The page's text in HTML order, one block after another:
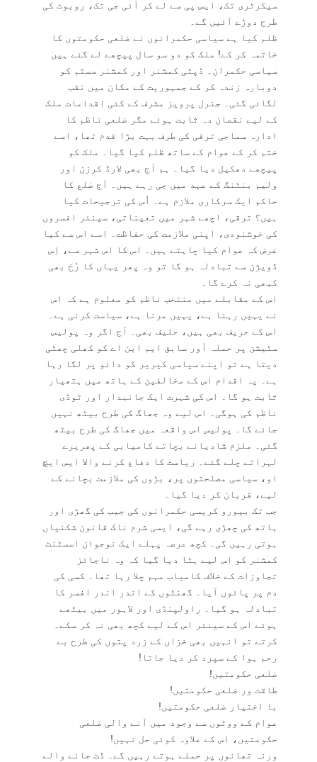
سیکرٹری تک، ایس پی سے لے کر آئی جی تک، روبوٹ کی
طرح دوڑے آئیں گے۔
ظلم کیا ہے سیاسی حکمرانوں نے ضلعی حکومتوں کا
خاتمہ کر کے! ملک کو دو سو سال پیچھے لے گئے ہیں
سیاسی حکمران۔ ڈپٹی کمشنر اور کمشنر سسٹم کو
دوبارہ زندہ کر کے جمہوریت کے مکان میں نقب
لگائی گئی۔ جنرل پرویز مشرف کے کئی اقدامات ملک
کے لیے نقصان دہ ثابت ہوئے مگر ضلعی ناظم کا
ادارہ سماجی ترقی کی طرف بہت بڑا قدم تھا، اسے
ختم کر کے عوام کے ساتھ ظلم کیا گیا۔ ملک کو
پیچھے دھکیل دیا گیا۔ ہم آج بھی لارڈ کرزن اور
ولیم بنٹنگ کے عہد میں جی رہے ہیں۔ آج ضلع کا
حاکم ایک سرکاری ملازم ہے۔ اُس کی ترجیحات کیا
ہیں؟ ترقی، اچھے شہر میں تعیناتی، سینئر افسروں
کی خوشنودی، اپنی ملازمت کی حفاظت۔ اسے اس سے کیا
غرض کہ عوام کیا چاہتے ہیں۔ اس کا اس شہر سے، اِس
ڈویژن سے تبادلہ ہو گا تو وہ پھر یہاں کا رُخ بھی
کبھی نہ کرے گا۔
اس کے مقابلے میں منتخب ناظم کو معلوم ہے کہ اس
نے یہیں رہنا ہے، یہیں مرنا ہے، سیاست کرنی ہے۔
اس کے حریف بھی ہیں، حلیف بھی۔ آج اگر وہ پولیس
سٹیشن پر حملہ آور سابق ایم این اے کو کھلی چھٹی
دیتا ہے تو اپنے سیاسی کیریر کو دائو پر لگا رہا
ہے۔ یہ اقدام اس کے مخالفین کے ہاتھ میں ہتھیار
ثابت ہو گا۔ اس کی شہرت ایک جانبدار اور ٹوڈی
ناظم کی ہوگی۔ اس لیے وہ جھاگ کی طرح بیٹھ نہیں
جائے گا۔ پولیس اس واقعہ میں جھاگ کی طرح بیٹھ
گئی۔ ملزم شادیانے بچاتے کامیابی کے پھریرے
لہراتے چلے گئے۔ ریاست کا دفاع کرنے والا ایس ایچ
او، سیاسی مصلحتوں پر، بڑوں کی ملازمت بچانے کے
لیے، قربان کر دیا گیا۔
جب تک بیورو کریسی حکمرانوں کی جیب کی گھڑی اور
ہاتھ کی چھڑی رہے گی، ایسی شرم ناک قانون شکنیاں
ہوتی رہیں گی۔ کچھ عرصہ پہلے ایک نوجوان اسسٹنٹ
کمشنر کو اس لیے ہٹا دیا گیا کہ وہ ناجائز
تجاوزات کے خلاف کامیاب مہم چلا رہا تھا۔ کسی کی
دم پر پائوں آیا۔ گھنٹوں کے اندر اندر افسر کا
تبادلہ ہو گیا۔ راولپنڈی اور لاہور میں بیٹھے
ہوئے اس کے سینئر اس کے لیے کچھ بھی نہ کر سکے۔
کرتے تو انہیں بھی خزاں کے زرد پتوں کی طرح بے
رحم ہوا کے سپرد کر دیا جاتا!
ضلعی حکومتیں!
طاقت ور ضلعی حکومتیں!
با اختیار ضلعی حکومتیں!
عوام کے ووٹوں سے وجود میں آنے والی ضلعی
حکومتیں، اس کے علاوہ کوئی حل نہیں!
ورنہ تھانوں پر حملے ہوتے رہیں گے۔ ڈٹ جانے والے